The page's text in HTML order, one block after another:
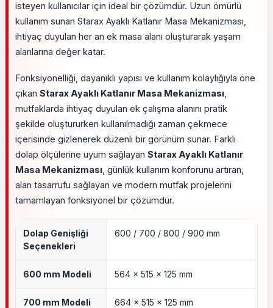
isteyen kullanıcılar için ideal bir çözümdür. Uzun ömürlü
kullanım sunan Starax Ayaklı Katlanır Masa Mekanizması,
ihtiyaç duyulan her an ek masa alanı oluşturarak yaşam
alanlarına değer katar.
Fonksiyonelliği, dayanıklı yapısı ve kullanım kolaylığıyla öne
çıkan Starax Ayaklı Katlanır Masa Mekanizması
mutfaklarda ihtiyaç duyulan ek çalışma alanını pratik
şekilde oluştururken kullanılmadığı zaman çekmece
içerisinde gizlenerek düzenli bir görünüm sunar. Farklı
dolap ölçülerine uyum sağlayan Starax Ayaklı Katlanır
Masa Mekanizması , günlük kullanım konforunu artıran,
alan tasarrufu sağlayan ve modern mutfak projelerini
tamamlayan fonksiyonel bir çözümdür.
Dolap Genişliği
Seçenekleri
600 / 700 / 800 / 900 mm
600 mm Modeli 564 × 515 × 125 mm
700 mm Modeli 664 × 515 × 125 mm